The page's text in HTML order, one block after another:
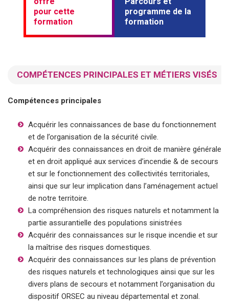
pour cette
formation
programme de la
formation
COMPÉTENCES PRINCIPALES ET MÉTIERS VISÉS
Compétences principales
Acquérir les connaissances de base du fonctionnement
et de l’organisation de la sécurité civile.
Acquérir des connaissances en droit de manière générale
et en droit appliqué aux services d’incendie & de secours
et sur le fonctionnement des collectivités territoriales,
ainsi que sur leur implication dans l’aménagement actuel
de notre territoire.
La compréhension des risques naturels et notamment la
partie assurantielle des populations sinistrées
Acquérir des connaissances sur le risque incendie et sur
la maîtrise des risques domestiques.
Acquérir des connaissances sur les plans de prévention
des risques naturels et technologiques ainsi que sur les
divers plans de secours et notamment l’organisation du
dispositif ORSEC au niveau départemental et zonal.